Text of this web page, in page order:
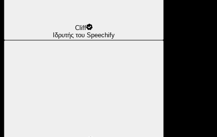
Cliff
Ιδρυτής του Speechify